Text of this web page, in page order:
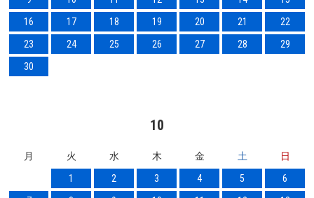
16
17 18 19 20 21
22
23
24 25 26 27 28
29
30
10
月 火 水 木 金 土
日
1
2 3 4 5
6